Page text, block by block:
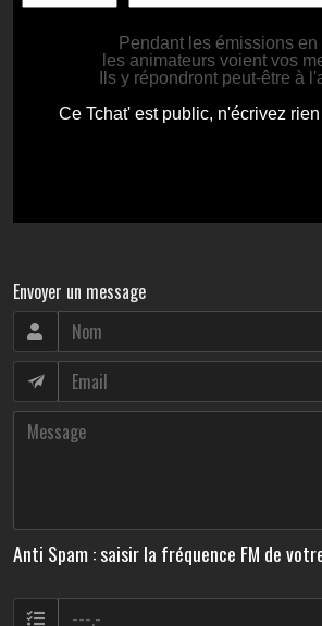
Envoyer un message
Anti Spam : saisir la fréquence FM de